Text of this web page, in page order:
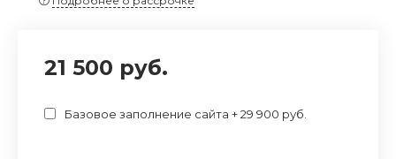
21 500 руб.
Базовое заполнение сайта + 29 900 руб.